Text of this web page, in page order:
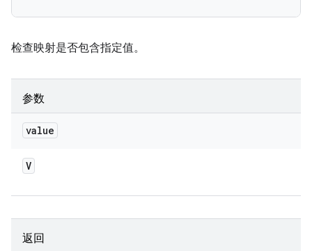
检查映射是否包含指定值。
参数
value
V
返回